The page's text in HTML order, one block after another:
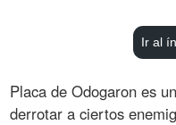
Ir al
Placa de Odogaron es
derrotar a ciertos